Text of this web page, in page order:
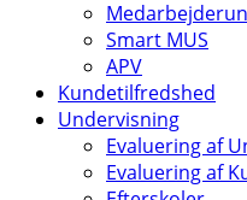
Smart MUS
APV
Kundetilfredshed
Undervisning
Evaluering af
Evaluering af